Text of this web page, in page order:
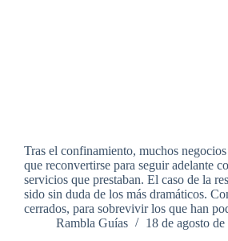
Tras el confinamiento, muchos
que reconvertirse para seguir adelante
servicios que prestaban. El caso de la
sido sin duda de los más dramáticos.
cerrados, para sobrevivir los que han
Rambla Guías
18 de agosto de